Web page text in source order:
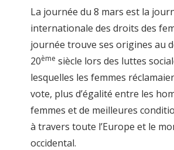
La journée du 8 mars est la
internationale des droits des
journée trouve ses origines au
20ème siècle lors des luttes
lesquelles les femmes
vote, plus d’égalité entre les
femmes et de meilleures
à travers toute l’Europe et le
occidental.